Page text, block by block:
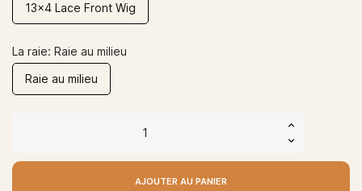
13x4 Lace Front Wig
La raie: Raie au milieu
Raie au milieu
AJOUTER AU PANIER